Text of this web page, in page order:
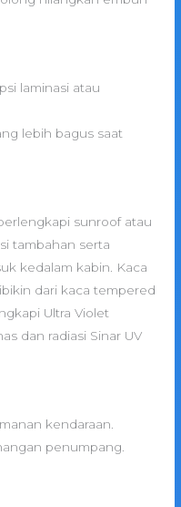
laminasi atau
lebih bagus saat
sunroof atau
tambahan serta
kedalam kabin. Kaca
dari kaca tempered
Ultra Violet
dan radiasi Sinar UV
kendaraan.
penumpang.